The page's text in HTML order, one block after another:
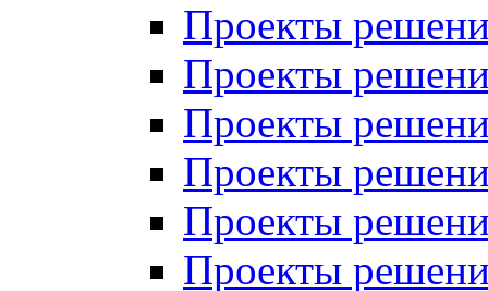
Проекты
Проекты
Проекты
Проекты
Проекты
Проекты